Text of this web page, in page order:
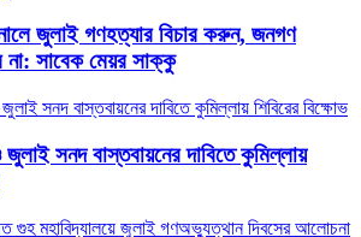
জুলাই গণহত্যার বিচার করুন, জনগণ
না: সাবেক মেয়র সাক্কু
সনদ বাস্তবায়নের দাবিতে কুমিল্লায়